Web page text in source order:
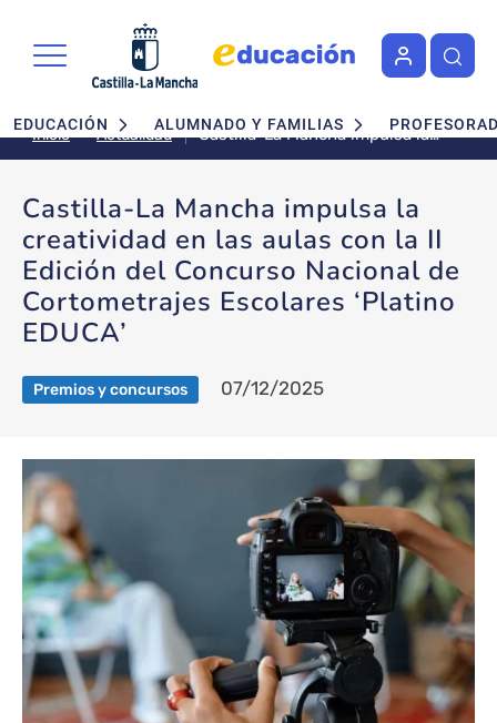
Navegación principal
EDUCACIÓN ALUMNADO Y FAMILIAS
Inicio Actualidad
Castilla-La Mancha impulsa la
creatividad en las aulas con la II
de Cortometrajes Escolares
‘Platino EDUCA’
Castilla-La Mancha impulsa la
creatividad en las aulas con la II
Edición del Concurso Nacional de
Cortometrajes Escolares ‘Platino
EDUCA’
Premios y concursos 07/12/2025